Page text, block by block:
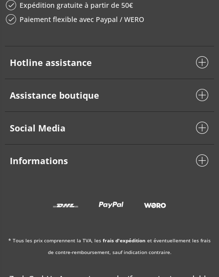
Expédition gratuite à partir de 50€
Paiement flexible avec Paypal / WERO
Hotline assistance
Assistance boutique
Social Media
Informations
* Tous les prix comprennent la TVA, les frais d'expédition et éventuellement les frais
de contre-remboursement, sauf indication contraire.